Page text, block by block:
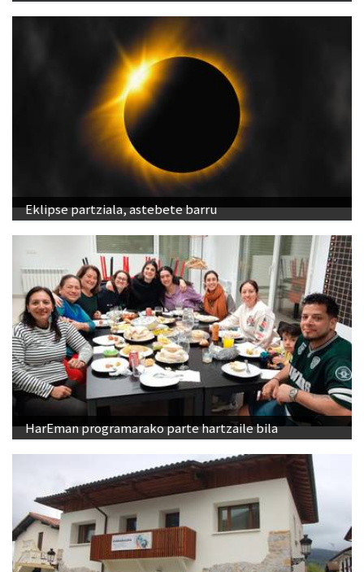
Eklipse partziala, astebete barru
HarEman programarako parte hartzaile bila